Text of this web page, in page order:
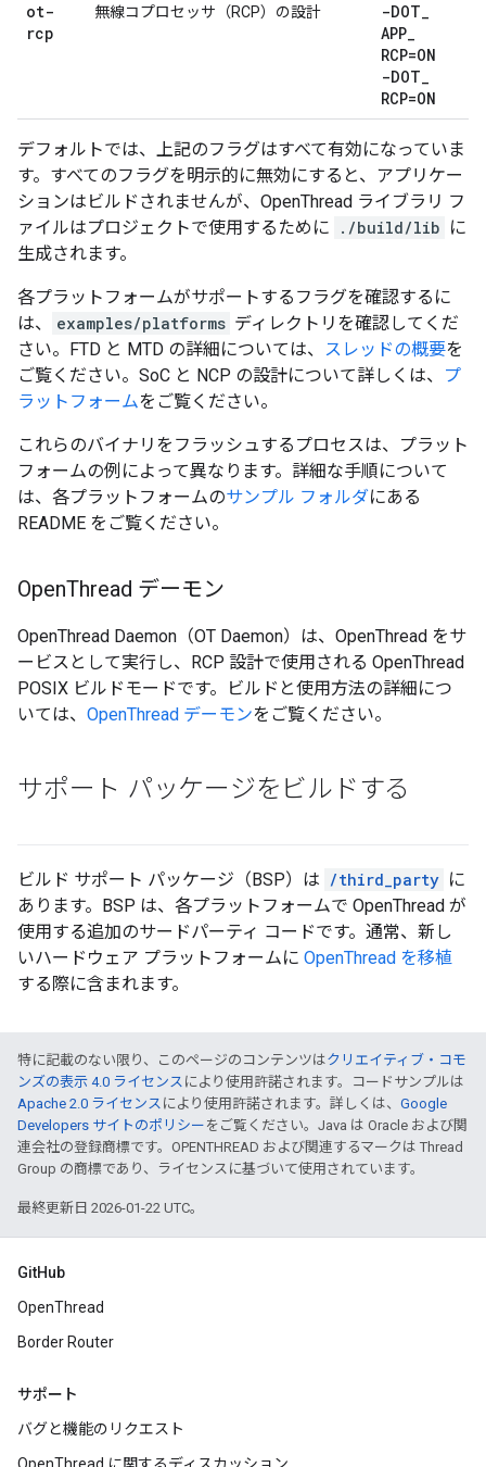
ot-
rcp
無線コプロセッサ（RCP）の設計 -DOT_
APP_
RCP=ON
-DOT_
RCP=ON
デフォルトでは、上記のフラグはすべて有効になっていま
す。すべてのフラグを明示的に無効にすると、アプリケー
ションはビルドされませんが、OpenThread ライブラリ フ
ァイルはプロジェクトで使用するために
./build/lib に
生成されます。
各プラットフォームがサポートするフラグを確認するに
は、
examples/platforms ディレクトリを確認してくだ
さい。FTD と MTD の詳細については、 スレッドの概要を
ご覧ください。SoC と NCP の設計について詳しくは、
プ
ラットフォームをご覧ください。
これらのバイナリをフラッシュするプロセスは、プラット
フォームの例によって異なります。詳細な手順について
は、各プラットフォームのサンプル フォルダにある
README をご覧ください。
OpenThread デーモン
OpenThread Daemon（OT Daemon）は、OpenThread をサ
ービスとして実行し、RCP 設計で使用される OpenThread
POSIX ビルドモードです。ビルドと使用方法の詳細につ
いては、 OpenThread デーモンをご覧ください。
サポート パッケージをビルドする
ビルド サポート パッケージ（BSP）は /third_party に
あります。BSP は、各プラットフォームで OpenThread が
使用する追加のサードパーティ コードです。通常、新し
いハードウェア プラットフォームに OpenThread を移植
する際に含まれます。
特に記載のない限り、このページのコンテンツはクリエイティブ・コモ
ンズの表示 4.0 ライセンス により使用許諾されます。コードサンプルは
Apache 2.0 ライセンス により使用許諾されます。詳しくは、 Google
Developers サイトのポリシー をご覧ください。Java は Oracle および関
連会社の登録商標です。OPENTHREAD および関連するマークは Thread
Group の商標であり、ライセンスに基づいて使用されています。
最終更新日 2026-01-22 UTC。
GitHub
OpenThread
Border Router
サポート
バグと機能のリクエスト